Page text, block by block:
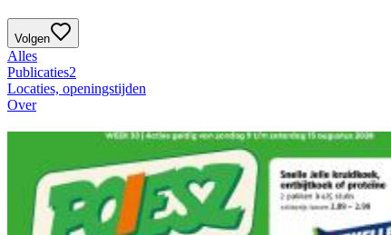
Volgen
Alles
Publicaties2
Locaties, openingstijden
Over